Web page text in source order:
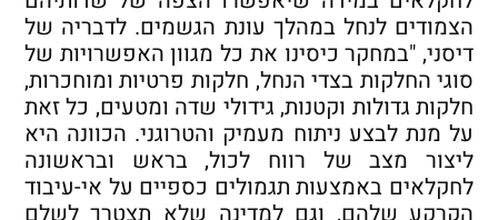
הצמודים לנחל במהלך עונת הגשמים. לדבריה של
דיסני, "במחקר כיסינו את כל מגוון האפשרויות של
סוגי החלקות בצדי הנחל, חלקות פרטיות ומוחכרות,
חלקות גדולות וקטנות, גידולי שדה ומטעים, כל זאת
על מנת לבצע ניתוח מעמיק והטרוגני. הכוונה היא
ליצור מצב של רווח לכול, בראש ובראשונה
לחקלאים באמצעות תגמולים כספיים על אי-עיבוד